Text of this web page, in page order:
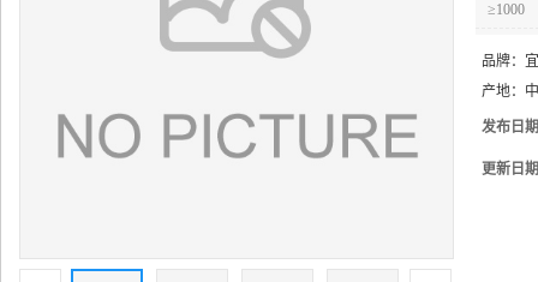
≥1000
品牌：
产地：
发布日
更新日